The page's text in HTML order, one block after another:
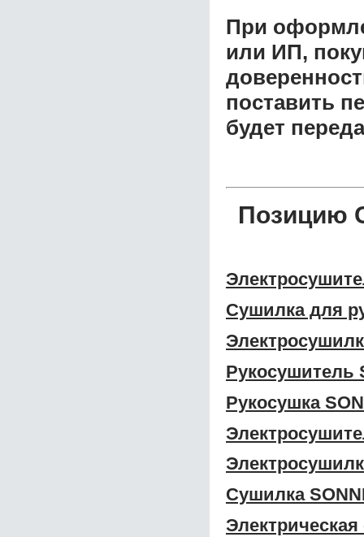
При
или ИП,
поставить
будет
Позицию
Сушилка для
Рукосушитель
Рукосушка
Сушилка